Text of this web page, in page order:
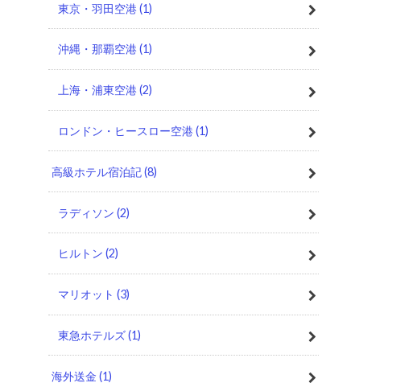
東京・羽田空港(1)
沖縄・那覇空港(1)
上海・浦東空港(2)
ロンドン・ヒースロー空港(1)
高級ホテル宿泊記(8)
ラディソン (2)
ヒルトン (2)
マリオット (3)
東急ホテルズ(1)
海外送金(1)